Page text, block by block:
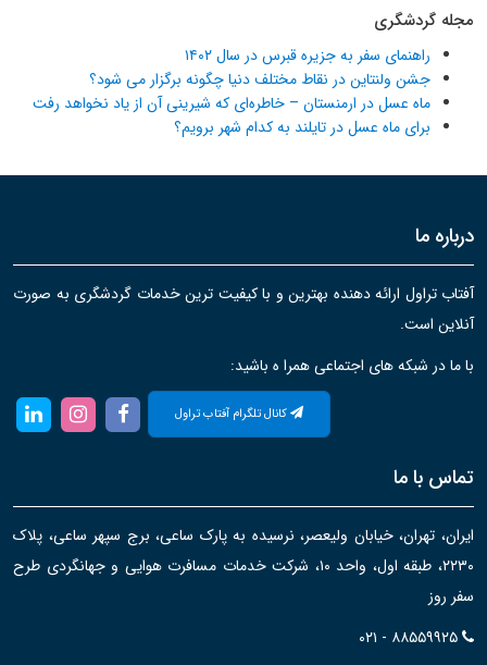
مجله گردشگری
راهنمای سفر به جزیره قبرس در سال ۱۴۰۲
جشن ولنتاین در نقاط مختلف دنیا چگونه برگزار می شود؟
ماه عسل در ارمنستان – خاطره‌ای که شیرینی آن از یاد نخواهد رفت
برای ماه عسل در تایلند به کدام شهر برویم؟
درباره ما
آفتاب تراول ارائه دهنده بهترین و با کیفیت ترین خدمات گردشگری به صورت
آنلاین است.
با ما در شبکه های اجتماعی همرا ه باشید:
کانال تلگرام آفتاب تراول
تماس با ما
ایران، تهران، خیابان ولیعصر، نرسیده به پارک ساعی، برج سپهر ساعی، پلاک
۲۲۳۰، طبقه اول، واحد ۱۰، شرکت خدمات مسافرت هوایی و جهانگردی طرح
سفر روز
۰۲۱ - ۸۸۵۵۹۹۲۵